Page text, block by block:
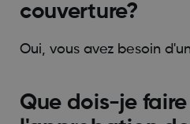
couverture?
Oui, vous avez besoin
Que dois-je